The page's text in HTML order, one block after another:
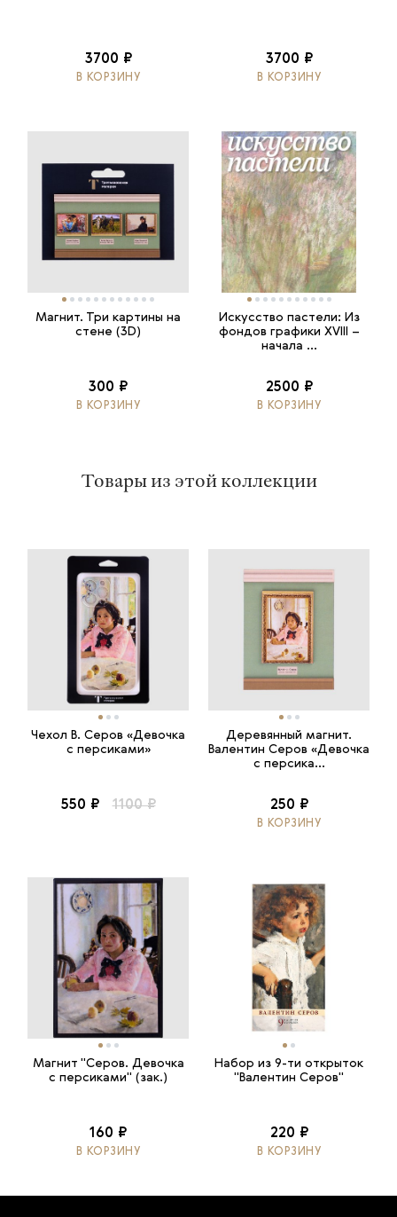
3700 ₽
В КОРЗИНУ
3700 ₽
В КОРЗИНУ
Магнит. Три картины на
стене (3D)
300 ₽
В КОРЗИНУ
Искусство пастели: Из
фондов графики XVIII –
начала ...
2500 ₽
В КОРЗИНУ
Товары из этой коллекции
Чехол В. Серов «Девочка
с персиками»
550 ₽ 1100 ₽
Деревянный магнит.
Валентин Серов «Девочка
с персика...
250 ₽
В КОРЗИНУ
Магнит "Серов. Девочка
с персиками" (зак.)
160 ₽
В КОРЗИНУ
Набор из 9-ти открыток
"Валентин Серов"
220 ₽
В КОРЗИНУ